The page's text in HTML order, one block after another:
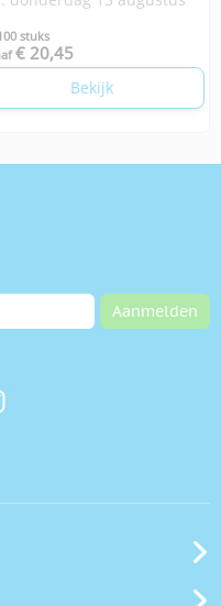
stuks
€ 20,45
Bekijk
Aanmelden